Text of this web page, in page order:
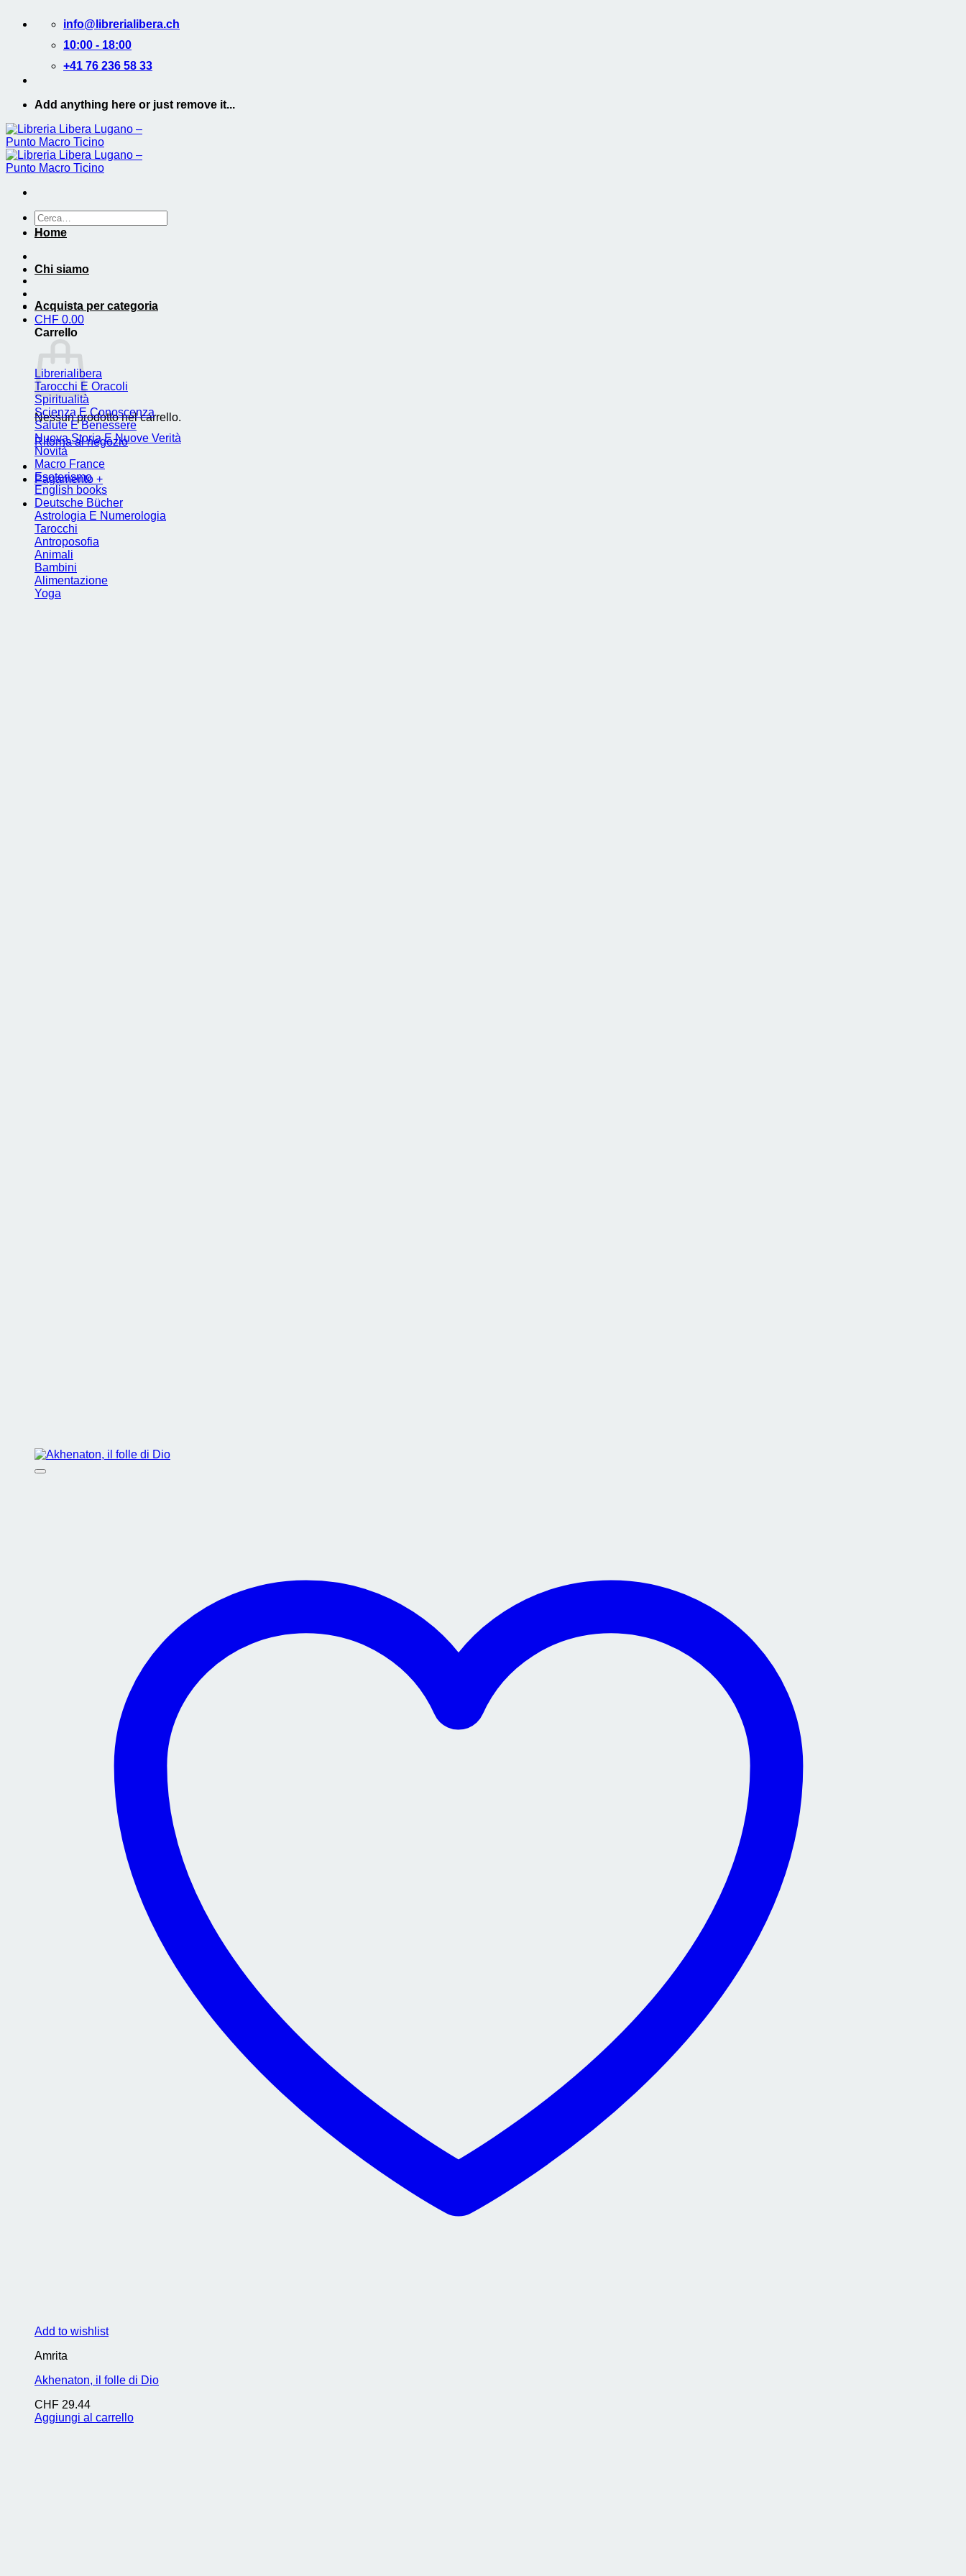
contenuti
info@librerialibera.ch
10:00 - 18:00
+41 76 236 58 33
Add anything here or just remove it...
Cerca:
CHF 0.00
Carrello
Nessun prodotto nel carrello.
Ritorna al negozio
Pagamento +
Home
Chi siamo
Acquista per categoria
Librerialibera
Tarocchi E Oracoli
Spiritualità
Scienza E Conoscenza
Salute E Benessere
Nuova Storia E Nuove Verità
Novità
Macro France
Esoterismo
English books
Deutsche Bücher
Astrologia E Numerologia
Tarocchi
Antroposofia
Animali
Bambini
Alimentazione
Yoga
Add to wishlist
Amrita
Akhenaton, il folle di Dio
CHF 29.44
Aggiungi al carrello